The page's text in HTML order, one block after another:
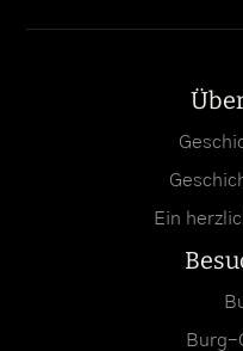
Ein
Burg-